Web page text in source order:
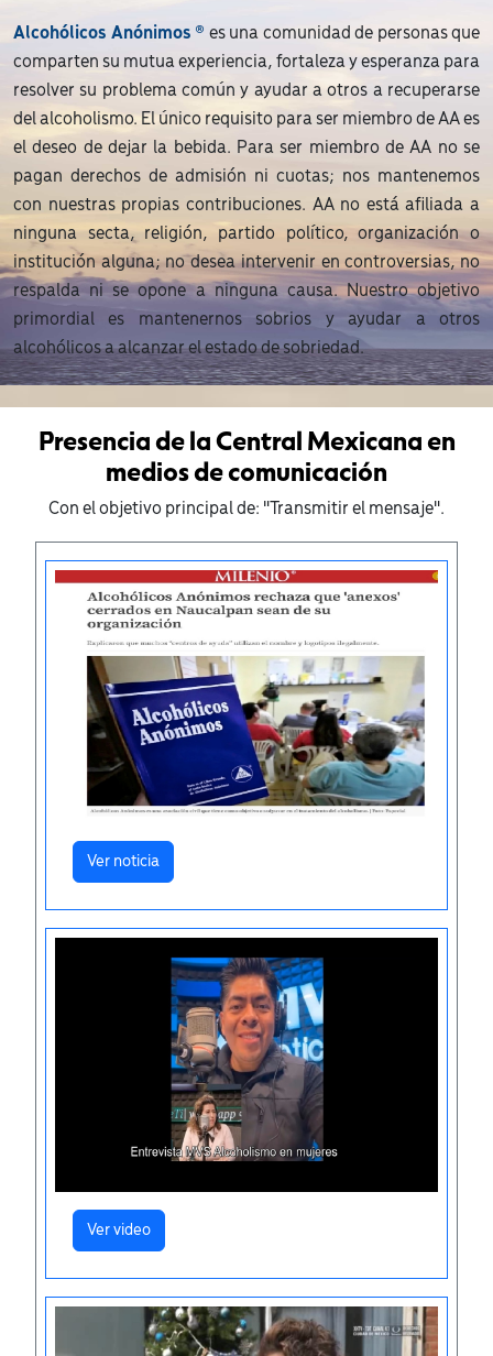
Alcohólicos Anónimos ® es una comunidad de personas que
comparten su mutua experiencia, fortaleza y esperanza para
resolver su problema común y ayudar a otros a recuperarse
del alcoholismo. El único requisito para ser miembro de AA es
el deseo de dejar la bebida. Para ser miembro de AA no se
pagan derechos de admisión ni cuotas; nos mantenemos
con nuestras propias contribuciones. AA no está afiliada a
ninguna secta, religión, partido político, organización o
institución alguna; no desea intervenir en controversias, no
respalda ni se opone a ninguna causa. Nuestro objetivo
primordial es mantenernos sobrios y ayudar a otros
alcohólicos a alcanzar el estado de sobriedad.
Presencia de la Central Mexicana en
medios de comunicación
Con el objetivo principal de: "Transmitir el mensaje".
Ver noticia
Ver video